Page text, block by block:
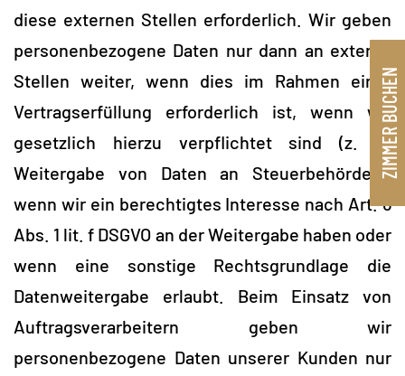
ZIMMER BUCHEN
diese externen Stellen erforderlich. Wir geben
personenbezogene Daten nur dann an externe
Stellen weiter, wenn dies im Rahmen einer
Vertragserfüllung erforderlich ist, wenn wir
gesetzlich hierzu verpflichtet sind (z. B.
Weitergabe von Daten an Steuerbehörden),
wenn wir ein berechtigtes Interesse nach Art. 6
Abs. 1 lit. f DSGVO an der Weitergabe haben oder
wenn eine sonstige Rechtsgrundlage die
Datenweitergabe erlaubt. Beim Einsatz von
Auftragsverarbeitern geben wir
personenbezogene Daten unserer Kunden nur